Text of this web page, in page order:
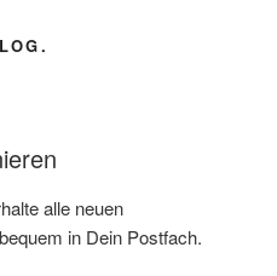
alle neuen
in Dein Postfach.